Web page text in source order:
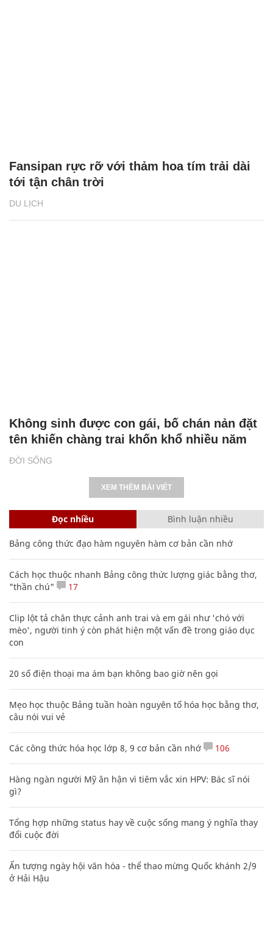
DU LỊCH
Fansipan rực rỡ với thảm hoa tím trải dài
tới tận chân trời
ĐỜI SỐNG
Không sinh được con gái, bố chán nản đặt
tên khiến chàng trai khốn khổ nhiều năm
XEM THÊM BÀI VIẾT
Đọc nhiều Bình luận nhiều
Bảng công thức đạo hàm nguyên hàm cơ bản cần nhớ
Cách học thuộc nhanh Bảng công thức lượng giác bằng thơ,
"thần chú"
17
Clip lột tả chân thực cảnh anh trai và em gái như 'chó với
mèo', người tinh ý còn phát hiện một vấn đề trong giáo dục
con
20 số điện thoại ma ám bạn không bao giờ nên gọi
Mẹo học thuộc Bảng tuần hoàn nguyên tố hóa học bằng thơ,
câu nói vui vẻ
Các công thức hóa học lớp 8, 9 cơ bản cần nhớ 106
Hàng ngàn người Mỹ ân hận vì tiêm vắc xin HPV: Bác sĩ nói
gì?
Tổng hợp những status hay về cuộc sống mang ý nghĩa thay
đổi cuộc đời
Ấn tượng ngày hội văn hóa - thể thao mừng Quốc khánh 2/9
ở Hải Hậu